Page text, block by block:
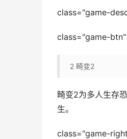
class="game-
class="game-
2 畸变2
畸变2为多人生存
生。
class="game-